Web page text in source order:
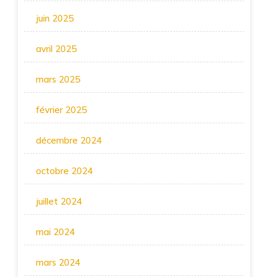
juin 2025
avril 2025
mars 2025
février 2025
décembre 2024
octobre 2024
juillet 2024
mai 2024
mars 2024